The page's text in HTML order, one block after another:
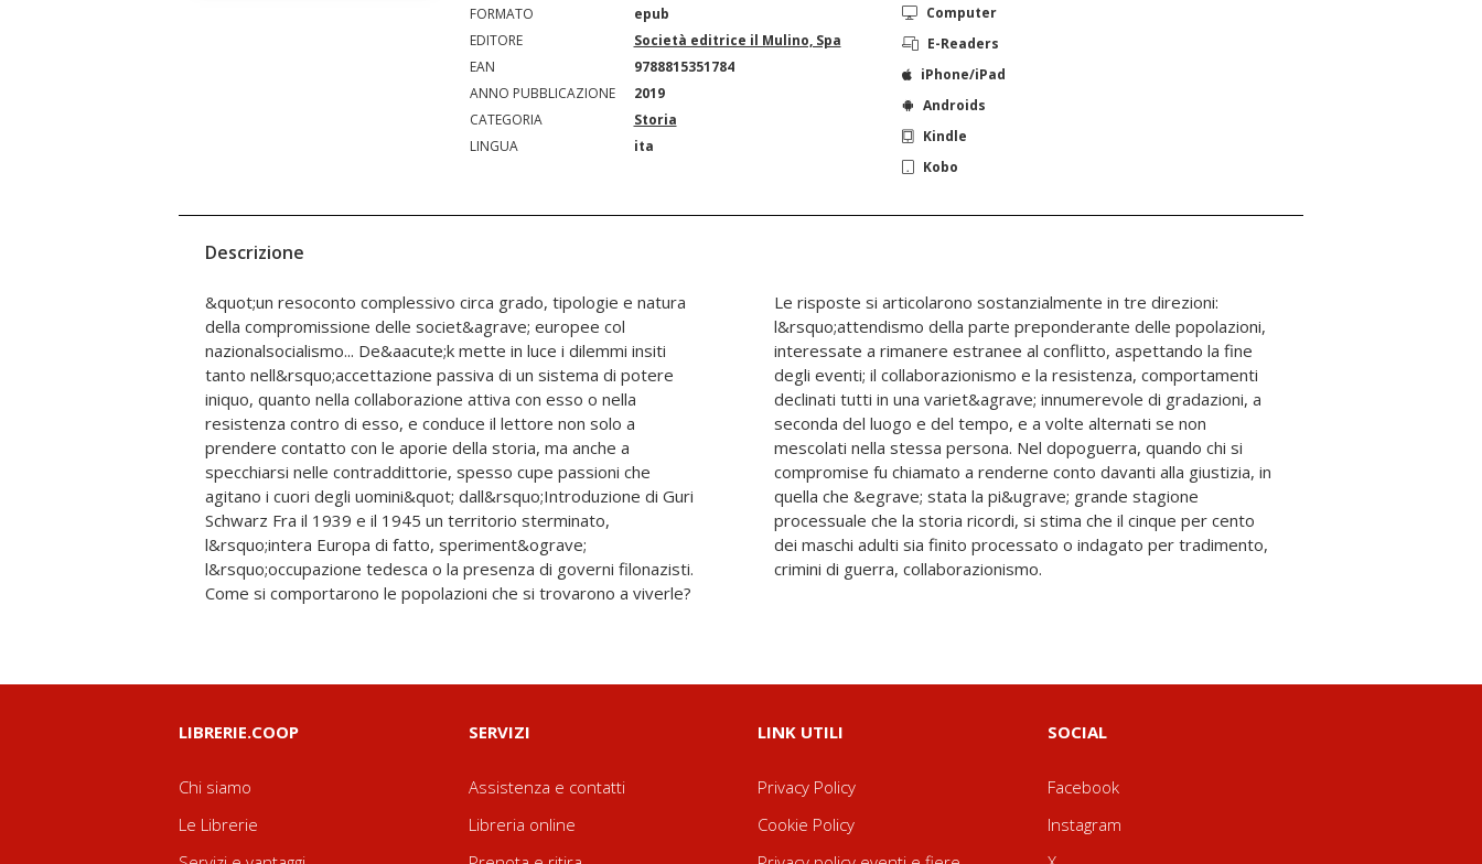
FORMATO
epub
EDITORE
Società editrice il Mulino, Spa
EAN
9788815351784
ANNO PUBBLICAZIONE
2019
CATEGORIA
Storia
LINGUA
ita
Computer
E-Readers
iPhone/iPad
Androids
Kindle
Kobo
Descrizione
&quot;un resoconto complessivo circa grado, tipologie e natura
della compromissione delle societ&agrave; europee col
nazionalsocialismo... De&aacute;k mette in luce i dilemmi insiti
tanto nell&rsquo;accettazione passiva di un sistema di potere
iniquo, quanto nella collaborazione attiva con esso o nella
resistenza contro di esso, e conduce il lettore non solo a
prendere contatto con le aporie della storia, ma anche a
specchiarsi nelle contraddittorie, spesso cupe passioni che
agitano i cuori degli uomini&quot; dall&rsquo;Introduzione di Guri
Schwarz Fra il 1939 e il 1945 un territorio sterminato,
l&rsquo;intera Europa di fatto, speriment&ograve;
l&rsquo;occupazione tedesca o la presenza di governi filonazisti.
Come si comportarono le popolazioni che si trovarono a viverle?
Le risposte si articolarono sostanzialmente in tre direzioni:
l&rsquo;attendismo della parte preponderante delle popolazioni,
interessate a rimanere estranee al conflitto, aspettando la fine
degli eventi; il collaborazionismo e la resistenza, comportamenti
declinati tutti in una variet&agrave; innumerevole di gradazioni, a
seconda del luogo e del tempo, e a volte alternati se non
mescolati nella stessa persona. Nel dopoguerra, quando chi si
compromise fu chiamato a renderne conto davanti alla giustizia, in
quella che &egrave; stata la pi&ugrave; grande stagione
processuale che la storia ricordi, si stima che il cinque per cento
dei maschi adulti sia finito processato o indagato per tradimento,
crimini di guerra, collaborazionismo.
LIBRERIE.COOP
Chi siamo
Le Librerie
SERVIZI
Assistenza e contatti
Libreria online
LINK UTILI
Privacy Policy
Cookie Policy
SOCIAL
Facebook
Instagram